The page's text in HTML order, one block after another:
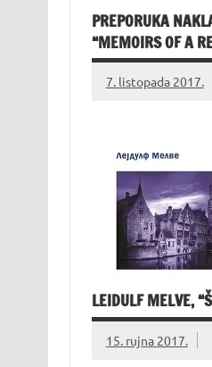
PREPORUKA
“MEMOIRS OF A
7. listopada 2017.
LEIDULF MELVE,
15. rujna 2017.